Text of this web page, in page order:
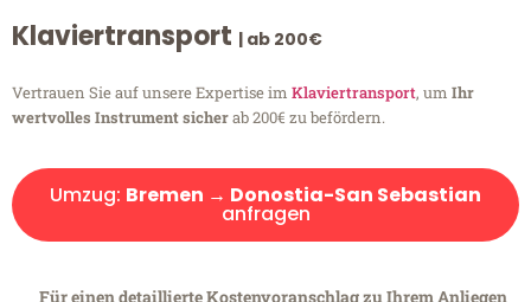
Klaviertransport | ab 200€
Vertrauen Sie auf unsere Expertise im Klaviertransport, um Ihr
wertvolles Instrument sicherab 200€ zu befördern.
Umzug: Bremen → Donostia-San Sebastian
anfragen
Für einen detaillierte Kostenvoranschlag zu Ihrem Anliegen